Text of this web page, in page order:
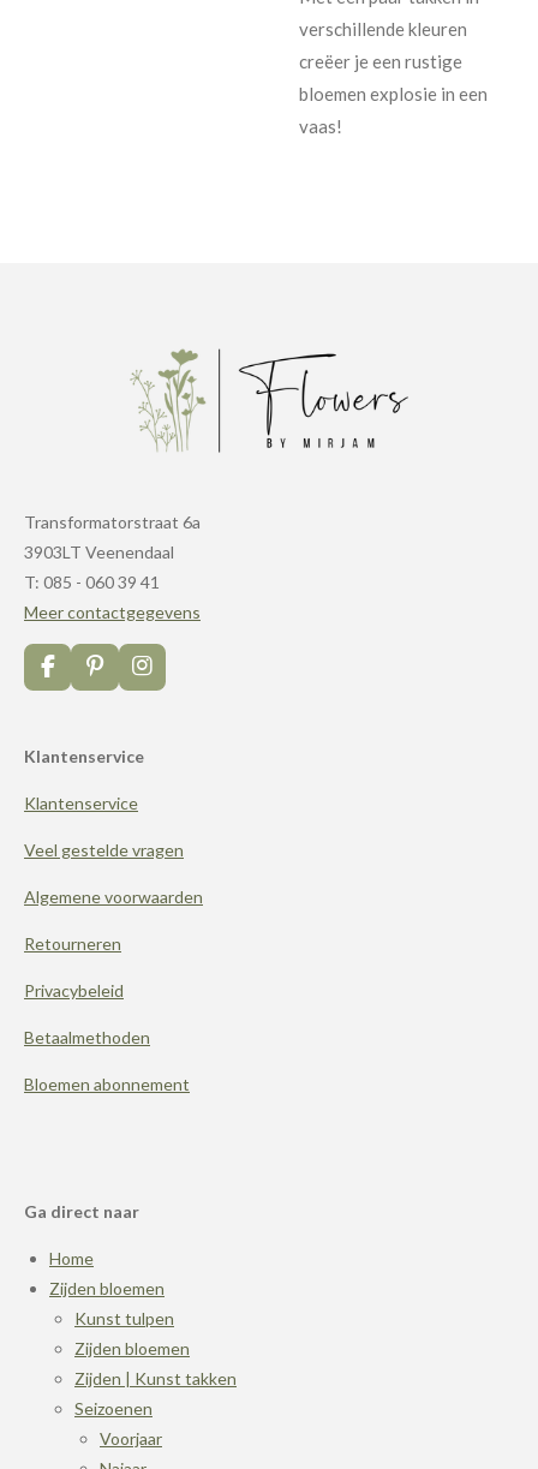
verschillende kleuren
creëer je een rustige
bloemen explosie in een
vaas!
Transformatorstraat 6a
3903LT Veenendaal
T: 085 - 060 39 41
Meer contactgegevens
F
a
b
o
P
i
e
e
t
I
n
a
m
Klantenservice
Klantenservice
Veel gestelde vragen
Algemene voorwaarden
Retourneren
Privacybeleid
Betaalmethoden
Bloemen abonnement
Ga direct naar
Home
Zijden bloemen
Kunst tulpen
Zijden bloemen
Zijden | Kunst takken
Seizoenen
Voorjaar